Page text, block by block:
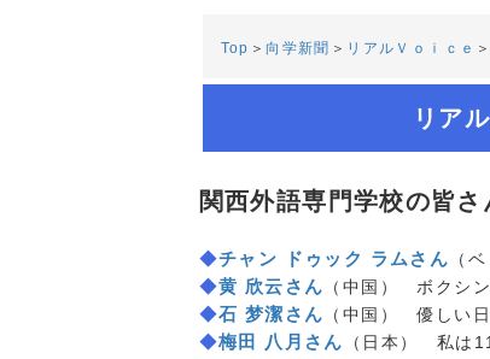
Top ＞向学新聞 ＞ リアルＶｏｉｃｅ
リア
関西外語専門学校の皆さ
◆チャン ドゥック ラムさん （
◆黄 欣云さん （中国） ボクシ
◆石 梦潔さん （中国） 優しい日
◆梅田 八月さん （日本） 私は